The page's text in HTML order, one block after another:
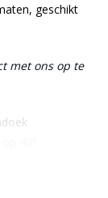
geschikt
met ons op te